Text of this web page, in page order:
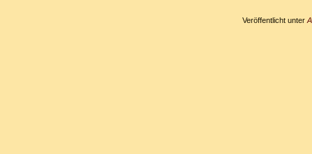
Veröffentlicht unter